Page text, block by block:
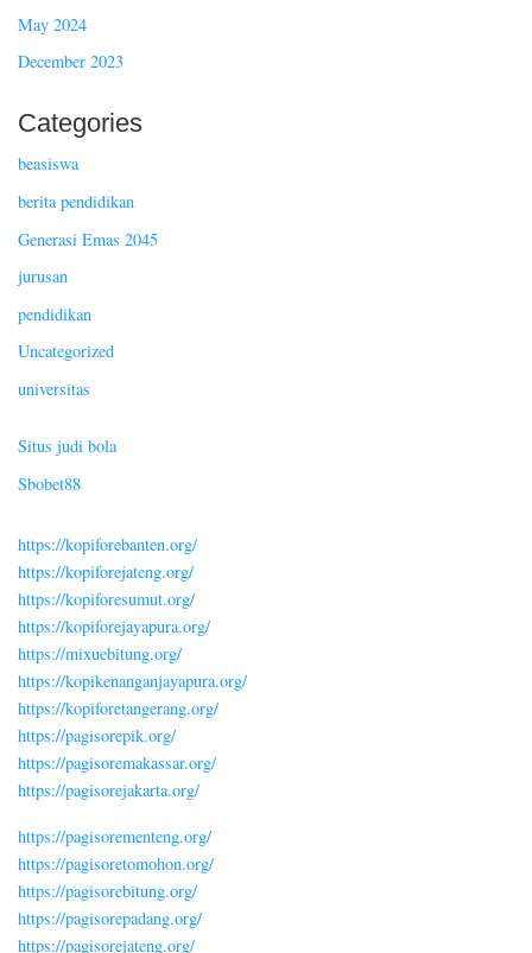
May 2024
December 2023
Categories
beasiswa
berita pendidikan
Generasi Emas 2045
jurusan
pendidikan
Uncategorized
universitas
Situs judi bola
Sbobet88
https://kopiforebanten.org/
https://kopiforejateng.org/
https://kopiforesumut.org/
https://kopiforejayapura.org/
https://mixuebitung.org/
https://kopikenanganjayapura.org/
https://kopiforetangerang.org/
https://pagisorepik.org/
https://pagisoremakassar.org/
https://pagisorejakarta.org/
https://pagisorementeng.org/
https://pagisoretomohon.org/
https://pagisorebitung.org/
https://pagisorepadang.org/
https://pagisorejateng.org/